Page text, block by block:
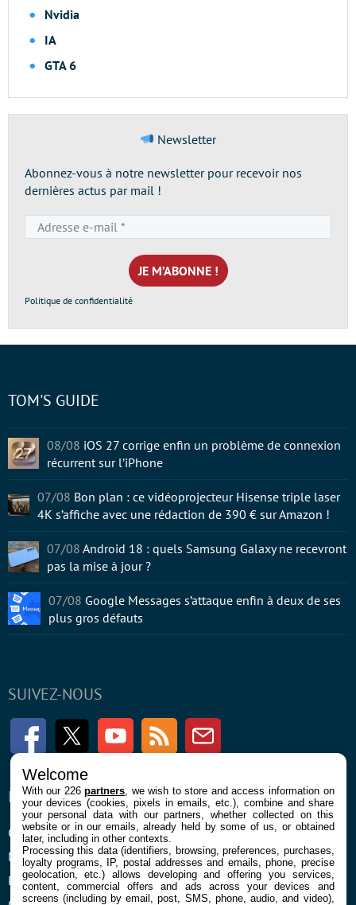
Nvidia
IA
GTA 6
Newsletter
Abonnez-vous à notre newsletter pour recevoir nos
dernières actus par mail !
e-
mail
*
Politique de confidentialité
SUIVEZ-NOUS
FacebookTwitter Youtube RSS Newsletter
ENTREPRISE
Confidentialité et Cookies
Mentions légales et CGU
Préférences Cookies
À PROPOS
Contact
TOM'S GUIDE
08/08 iOS 27 corrige enfin un problème de connexion
récurrent sur l’iPhone
07/08 Bon plan : ce vidéoprojecteur Hisense triple laser
4K s’affiche avec une rédaction de 390 € sur Amazon !
07/08 Android 18 : quels Samsung Galaxy ne recevront
pas la mise à jour ?
07/08 Google Messages s’attaque enfin à deux de ses
plus gros défauts
Welcome
With our 226partners , we wish to store and access information on
your devices (cookies, pixels in emails, etc.), combine and share
your personal data with our partners, whether collected on this
website or in our emails, already held by some of us, or obtained
later, including in other contexts.
Processing this data (identifiers, browsing, preferences, purchases,
loyalty programs, IP, postal addresses and emails, phone, precise
geolocation, etc.) allows developing and offering you services,
content, commercial offers and ads across your devices and
screens (including by email, post, SMS, phone, audio, and video),